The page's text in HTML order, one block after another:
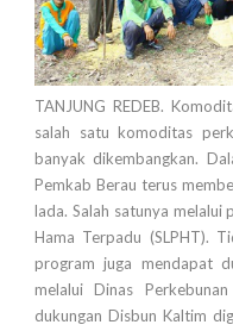
TANJUNG REDEB.
salah satu komoditas
banyak dikembangkan.
Pemkab Berau terus
lada. Salah satunya melalui
Hama Terpadu (SLPHT).
program juga mendapat
melalui Dinas
dukungan Disbun Kaltim